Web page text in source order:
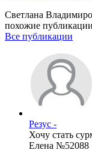
Светлана
похожие публикации
Все публикации
Резус -
Хочу стать
Елена №52088